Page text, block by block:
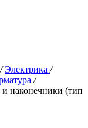
/ Электрика /
/
наконечники (тип